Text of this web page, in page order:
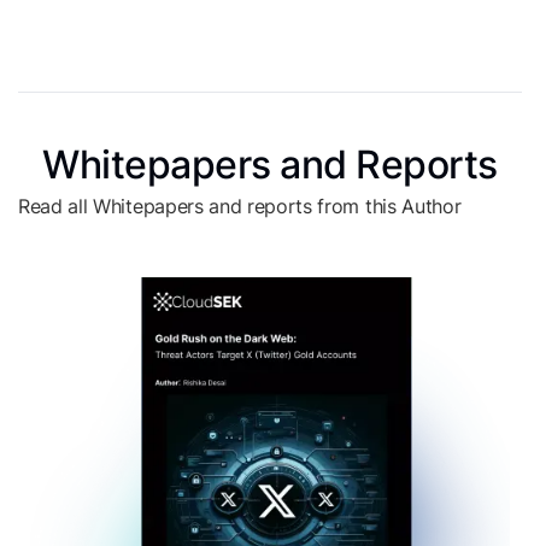
Whitepapers and Reports
Read all Whitepapers and reports from this Author